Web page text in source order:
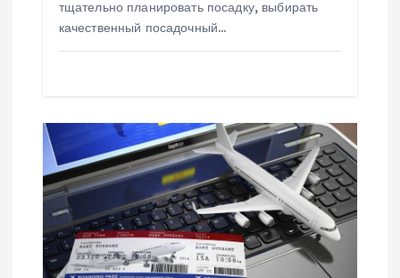
тщательно планировать посадку, выбирать
качественный посадочный…